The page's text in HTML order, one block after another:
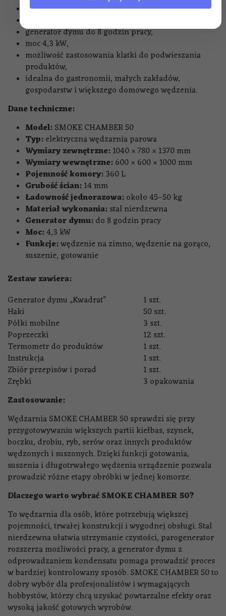
generator dymu z odprowadzaniem kondensatu,
generator dymu do 8 godzin pracy,
moc 4,3 kW,
możliwość zastosowania klatki do podwieszania
produktów,
idealna do gastronomii, małych zakładów,
gospodarstw i większego domowego wędzenia.
Dane techniczne:
Model:SMOKE CHAMBER 50
Typ:elektryczna wędzarnia parowa
Wymiary zewnętrzne:1040 × 780 × 1370 mm
Wymiary wewnętrzne:600 × 600 × 1000 mm
Pojemność komory:360 L
Grubość ścian:14 mm
Ładowność jednorazowa:około 45–50 kg
Materiał wykonania:stal nierdzewna
Generator dymu:do 8 godzin pracy
Moc:4,3 kW
Funkcje:wędzenie na zimno, wędzenie na gorąco,
suszenie, gotowanie
Zestaw zawiera:
Generator dymu „Kwadrat”
1 szt.
Haki
50 szt.
Półki mobilne
3 szt.
Poprzeczki
12 szt.
Termometr do produktów
1 szt.
Instrukcja
1 szt.
Zbiór przepisów i porad
1 szt.
Zrębki
3 opakowania
Zastosowanie:
Wędzarnia SMOKE CHAMBER 50 sprawdzi się przy
przygotowywaniu większych partii kiełbas, szynek,
boczku, drobiu, ryb, serów oraz innych produktów
wędzonych i suszonych. Dzięki funkcji gotowania,
suszenia i długotrwałego wędzenia urządzenie pozwala
prowadzić różne etapy obróbki w jednej komorze.
Dlaczego warto wybrać SMOKE CHAMBER 50?
To wędzarnia dla osób, które potrzebują większej
pojemności, trwałej konstrukcji i wygodnej obsługi. Stal
nierdzewna ułatwia utrzymanie czystości, parogenerator
rozszerza możliwości pracy, a generator dymu z
odprowadzaniem kondensatu pomaga prowadzić proces
w bardziej kontrolowany sposób. SMOKE CHAMBER 50 to
dobry wybór dla profesjonalistów i wymagających
hobbystów, którzy chcą uzyskać powtarzalne efekty oraz
wysoką jakość gotowych wyrobów.